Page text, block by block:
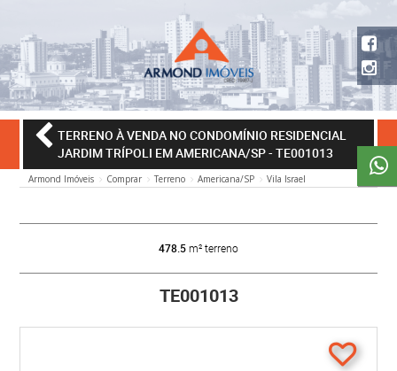
TERRENO À VENDA NO CONDOMÍNIO RESIDENCIAL
JARDIM TRÍPOLI EM AMERICANA/SP- TE001013
Armond Imóveis Comprar Terreno Americana/SP Vila Israel
478.5m² terreno
TE001013